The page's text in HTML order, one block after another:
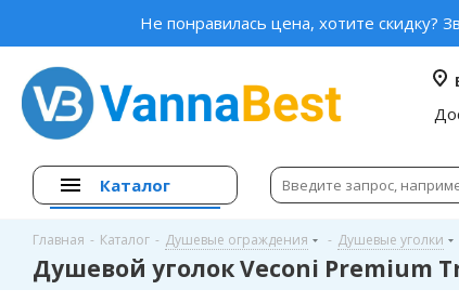
Не понравилась цена, хотите скидку?
Каталог
Главная - Каталог - Душевые ограждения - Душевые уголки
Душевой уголок Veconi Premium